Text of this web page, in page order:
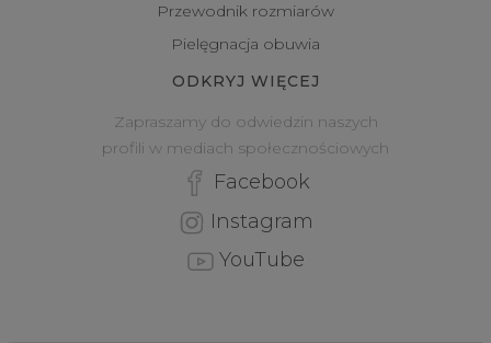
Przewodnik rozmiarów
Pielęgnacja obuwia
ODKRYJ WIĘCEJ
Zapraszamy do odwiedzin naszych
profili w mediach społecznościowych
Facebook
Instagram
YouTube